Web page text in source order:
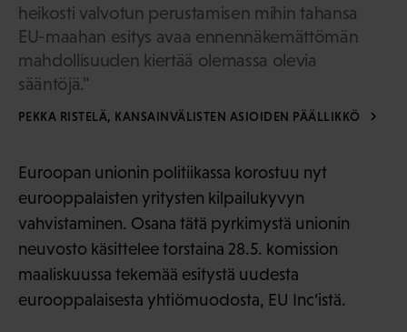
heikosti valvotun perustamisen mihin tahansa
EU-maahan esitys avaa ennennäkemättömän
mahdollisuuden kiertää olemassa olevia
sääntöjä."
PEKKA RISTELÄ, KANSAINVÄLISTEN ASIOIDEN PÄÄLLIKKÖ
Euroopan unionin politiikassa korostuu nyt
eurooppalaisten yritysten kilpailukyvyn
vahvistaminen. Osana tätä pyrkimystä unionin
neuvosto käsittelee torstaina 28.5. komission
maaliskuussa tekemää esitystä uudesta
eurooppalaisesta yhtiömuodosta, EU Inc’istä.